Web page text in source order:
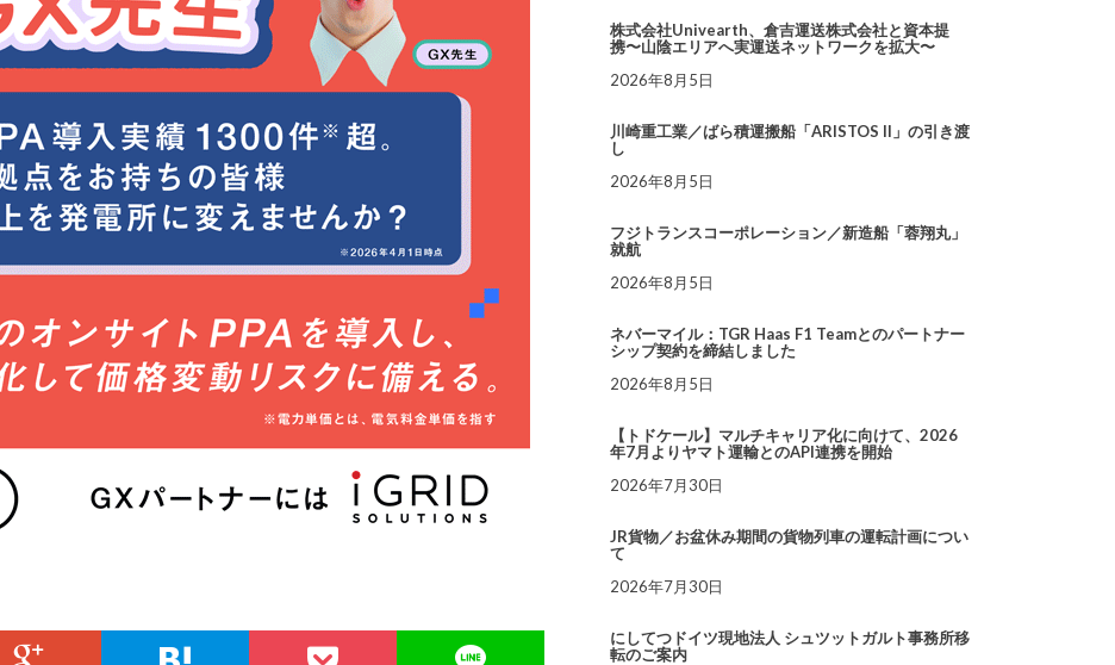
株式会社Univearth、倉吉運送株式会社と資本提
携〜山陰エリアへ実運送ネットワークを拡大〜
2026年8月5日
川崎重工業／ばら積運搬船「ARISTOS II」の引き渡
し
2026年8月5日
フジトランスコーポレーション／新造船「蓉翔丸」
就航
2026年8月5日
ネバーマイル：TGR Haas F1 Teamとのパートナー
シップ契約を締結しました
2026年8月5日
【トドケール】マルチキャリア化に向けて、2026
年7月よりヤマト運輸とのAPI連携を開始
2026年7月30日
JR貨物／お盆休み期間の貨物列車の運転計画につい
て
2026年7月30日
にしてつドイツ現地法人 シュツットガルト事務所移
転のご案内